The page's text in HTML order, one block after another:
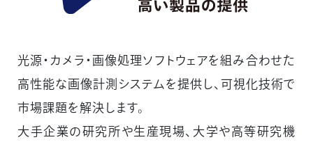
光源・カメラ・画像処理ソフトウェアを組み合わせた
高性能な画像計測システムを提供し、可視化技術で
市場課題を解決します。
大手企業の研究所や生産現場、大学や高等研究機